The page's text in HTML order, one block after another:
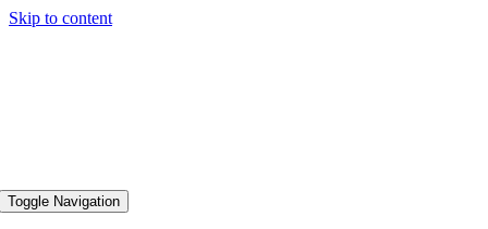
Skip to content
Toggle Navigation